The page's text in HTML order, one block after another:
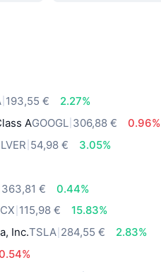
193,55 €
2.27%
AGOOGL 306,88 €
0.96%
54,98 €
3.05%
363,81 €
0.44%
115,98 €
15.83%
Inc.TSLA 284,55 €
2.83%